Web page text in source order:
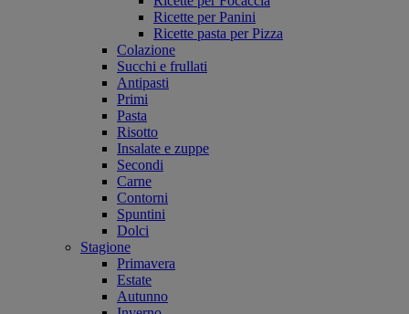
Ricette per Panini
Ricette pasta per Pizza
Colazione
Succhi e frullati
Antipasti
Primi
Pasta
Risotto
Insalate e zuppe
Secondi
Carne
Contorni
Spuntini
Dolci
Stagione
Primavera
Estate
Autunno